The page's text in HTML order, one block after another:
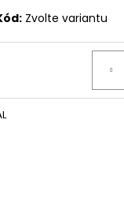
Zvolte variantu